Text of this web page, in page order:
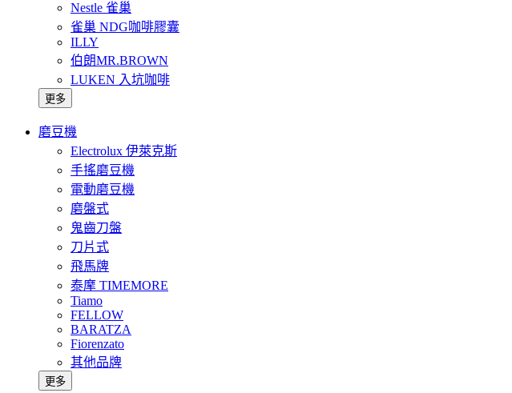
Nestle 雀巢
雀巢 NDG咖啡膠囊
ILLY
伯朗MR.BROWN
LUKEN 入坑咖啡
更多
磨豆機
Electrolux 伊萊克斯
手搖磨豆機
電動磨豆機
磨盤式
鬼齒刀盤
刀片式
飛馬牌
泰摩 TIMEMORE
Tiamo
FELLOW
BARATZA
Fiorenzato
其他品牌
更多